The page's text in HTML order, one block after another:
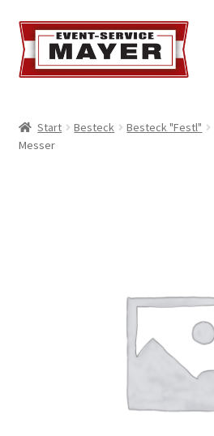
Event-Service
Geschäftsbedingungen
Start Besteck Besteck "Festl"
Messer